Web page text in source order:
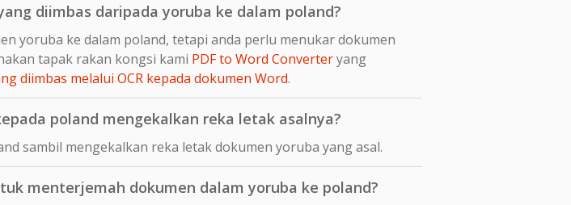
diimbas daripada yoruba ke dalam poland?
yoruba ke dalam poland, tetapi anda perlu menukar dokumen
tapak rakan kongsi kami PDF to Word Converteryang
diimbas melalui OCR kepada dokumen Word.
poland mengekalkan reka letak asalnya?
sambil mengekalkan reka letak dokumen yoruba yang asal.
menterjemah dokumen dalam yoruba ke poland?